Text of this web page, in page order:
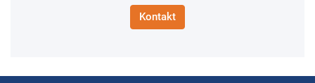
Kontakt